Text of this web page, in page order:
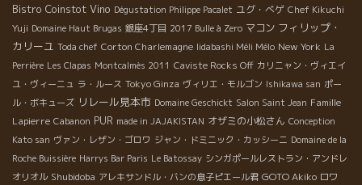
Bistro Coinstot Vino Dégustation Philippe Pacalet ユグ・べゲ Chef Kikuchi
Yuji Domaine Haut Brugas 銀座4丁目 2017 Bulle à Zero マコン フィリップ・
カリーユ Toda chef Corton Charlemagne Iidabashi Méli Mélo New York La
Perrière Les Clapas Montcalmès 2011 Caviste Rocks Off カリニャン・ヴィエイ
ユ・ヴィーニュ ラ・ルース Tokyo Ginza ヴィリエ・モルゴン Ishikawa san ポー
ル・ボキューズ リレール見本市 Domaine Geschickt Salon Saint Jean Famille
Lapierre Cabanon PUR made in JAJAKISTAN オザミの小松さん Conception
Kato san ヴァン・レザン・ゴロワ ジャン・ドミニック・カッシーニ Domaine de la
Roche Buissière Harrys Bar Paris Le Batossay シンガポールレストラン・アンドレ
オリオル Shubidoba アレキサンドル・バンの息子ピエール君 GOTO Akiko ロワ